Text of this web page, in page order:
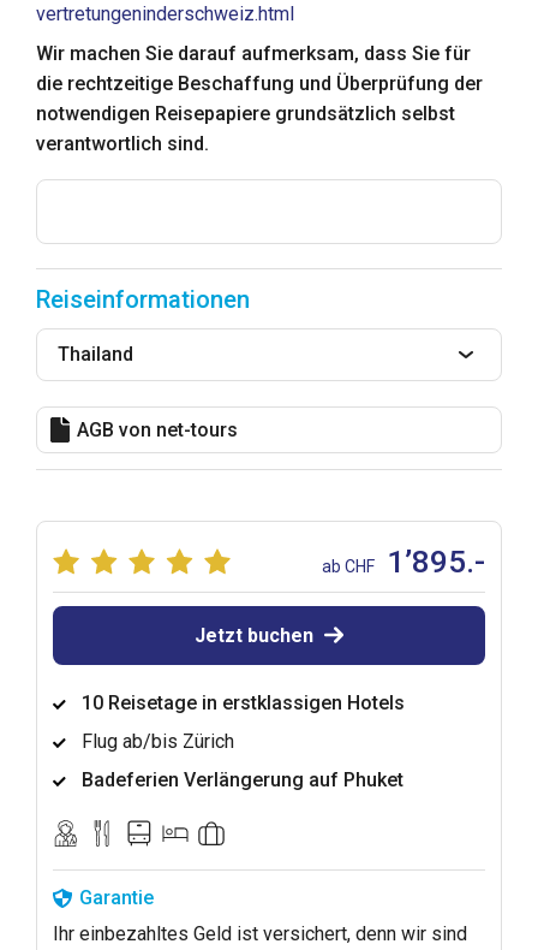
vertretungeninderschweiz.html
Wir machen Sie darauf aufmerksam, dass Sie für
die rechtzeitige Beschaffung und Überprüfung der
notwendigen Reisepapiere grundsätzlich selbst
verantwortlich sind.
Reiseinformationen
Thailand
AGB von net-tours
ab CHF 1’895.-
Jetzt buchen
10 Reisetage in erstklassigen Hotels
Flug ab/bis Zürich
Badeferien Verlängerung auf Phuket
Garantie
Ihr einbezahltes Geld ist versichert, denn wir sind